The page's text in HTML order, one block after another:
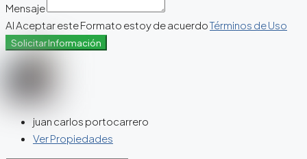
Mensaje
Al Aceptar este Formato estoy de acuerdoTérminos de Uso
Solicitar Información
juan carlos portocarrero
Ver Propiedades